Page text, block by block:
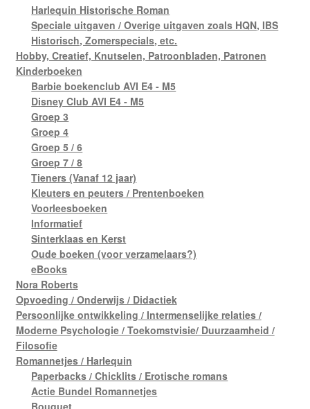
Harlequin Historische Roman
Speciale uitgaven / Overige uitgaven zoals HQN, IBS
Historisch, Zomerspecials, etc.
Hobby, Creatief, Knutselen, Patroonbladen, Patronen
Kinderboeken
Barbie boekenclub AVI E4 - M5
Disney Club AVI E4 - M5
Groep 3
Groep 4
Groep 5 / 6
Groep 7 / 8
Tieners (Vanaf 12 jaar)
Kleuters en peuters / Prentenboeken
Voorleesboeken
Informatief
Sinterklaas en Kerst
Oude boeken (voor verzamelaars?)
eBooks
Nora Roberts
Opvoeding / Onderwijs / Didactiek
Persoonlijke ontwikkeling / Intermenselijke relaties /
Moderne Psychologie / Toekomstvisie/ Duurzaamheid /
Filosofie
Romannetjes / Harlequin
Paperbacks / Chicklits / Erotische romans
Actie Bundel Romannetjes